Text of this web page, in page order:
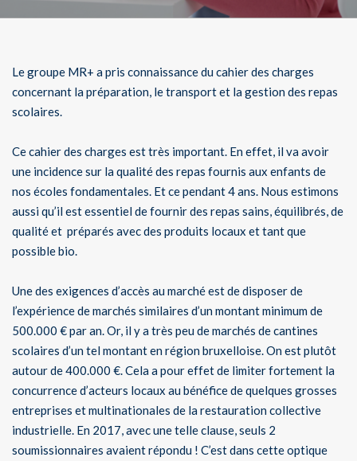
Le groupe MR+ a pris connaissance du cahier des charges
concernant la préparation, le transport et la gestion des repas
scolaires.
Ce cahier des charges est très important. En effet, il va avoir
une incidence sur la qualité des repas fournis aux enfants de
nos écoles fondamentales. Et ce pendant 4 ans. Nous estimons
aussi qu’il est essentiel de fournir des repas sains, équilibrés, de
qualité et préparés avec des produits locaux et tant que
possible bio.
Une des exigences d’accès au marché est de disposer de
l’expérience de marchés similaires d’un montant minimum de
500.000 € par an. Or, il y a très peu de marchés de cantines
scolaires d’un tel montant en région bruxelloise. On est plutôt
autour de 400.000 €. Cela a pour effet de limiter fortement la
concurrence d’acteurs locaux au bénéfice de quelques grosses
entreprises et multinationales de la restauration collective
industrielle. En 2017, avec une telle clause, seuls 2
soumissionnaires avaient répondu ! C’est dans cette optique